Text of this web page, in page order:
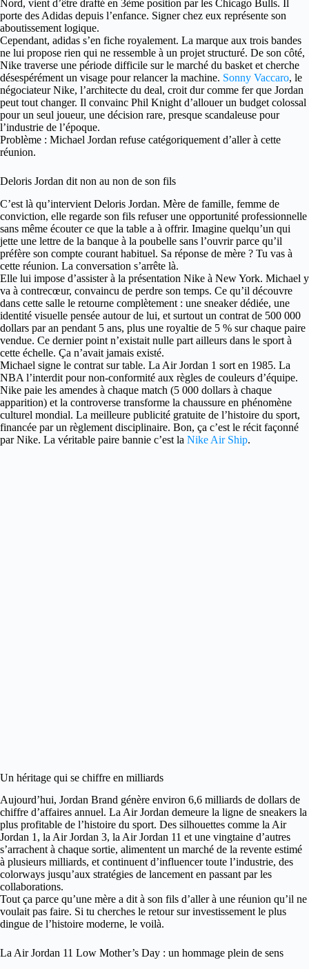
Nord, vient d’être drafté en 3ème position par les Chicago Bulls. Il
porte des Adidas depuis l’enfance. Signer chez eux représente son
aboutissement logique.
Cependant, adidas s’en fiche royalement. La marque aux trois bandes
ne lui propose rien qui ne ressemble à un projet structuré. De son côté,
Nike traverse une période difficile sur le marché du basket et cherche
désespérément un visage pour relancer la machine. Sonny Vaccaro, le
négociateur Nike, l’architecte du deal, croit dur comme fer que Jordan
peut tout changer. Il convainc Phil Knight d’allouer un budget colossal
pour un seul joueur, une décision rare, presque scandaleuse pour
l’industrie de l’époque.
Problème : Michael Jordan refuse catégoriquement d’aller à cette
réunion.
Deloris Jordan dit non au non de son fils
C’est là qu’intervient Deloris Jordan. Mère de famille, femme de
conviction, elle regarde son fils refuser une opportunité professionnelle
sans même écouter ce que la table a à offrir. Imagine quelqu’un qui
jette une lettre de la banque à la poubelle sans l’ouvrir parce qu’il
préfère son compte courant habituel. Sa réponse de mère ? Tu vas à
cette réunion. La conversation s’arrête là.
Elle lui impose d’assister à la présentation Nike à New York. Michael y
va à contrecœur, convaincu de perdre son temps. Ce qu’il découvre
dans cette salle le retourne complètement : une sneaker dédiée, une
identité visuelle pensée autour de lui, et surtout un contrat de 500 000
dollars par an pendant 5 ans, plus une royaltie de 5 % sur chaque paire
vendue. Ce dernier point n’existait nulle part ailleurs dans le sport à
cette échelle. Ça n’avait jamais existé.
Michael signe le contrat sur table. La Air Jordan 1 sort en 1985. La
NBA l’interdit pour non-conformité aux règles de couleurs d’équipe.
Nike paie les amendes à chaque match (5 000 dollars à chaque
apparition) et la controverse transforme la chaussure en phénomène
culturel mondial. La meilleure publicité gratuite de l’histoire du sport,
financée par un règlement disciplinaire. Bon, ça c’est le récit façonné
par Nike. La véritable paire bannie c’est la Nike Air Ship.
Un héritage qui se chiffre en milliards
Aujourd’hui, Jordan Brand génère environ 6,6 milliards de dollars de
chiffre d’affaires annuel. La Air Jordan demeure la ligne de sneakers la
plus profitable de l’histoire du sport. Des silhouettes comme la Air
Jordan 1, la Air Jordan 3, la Air Jordan 11 et une vingtaine d’autres
s’arrachent à chaque sortie, alimentent un marché de la revente estimé
à plusieurs milliards, et continuent d’influencer toute l’industrie, des
colorways jusqu’aux stratégies de lancement en passant par les
collaborations.
Tout ça parce qu’une mère a dit à son fils d’aller à une réunion qu’il ne
voulait pas faire. Si tu cherches le retour sur investissement le plus
dingue de l’histoire moderne, le voilà.
La Air Jordan 11 Low Mother’s Day : un hommage plein de sens